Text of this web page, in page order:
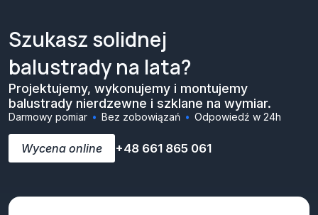
Szukasz solidnej
balustrady na lata?
Projektujemy, wykonujemy i montujemy
balustrady nierdzewne i szklane na wymiar.
Darmowy pomiar Bez zobowiązań Odpowiedź w 24h
Wycena online +48 661 865 061